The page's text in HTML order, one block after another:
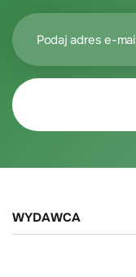
WYDAWCA